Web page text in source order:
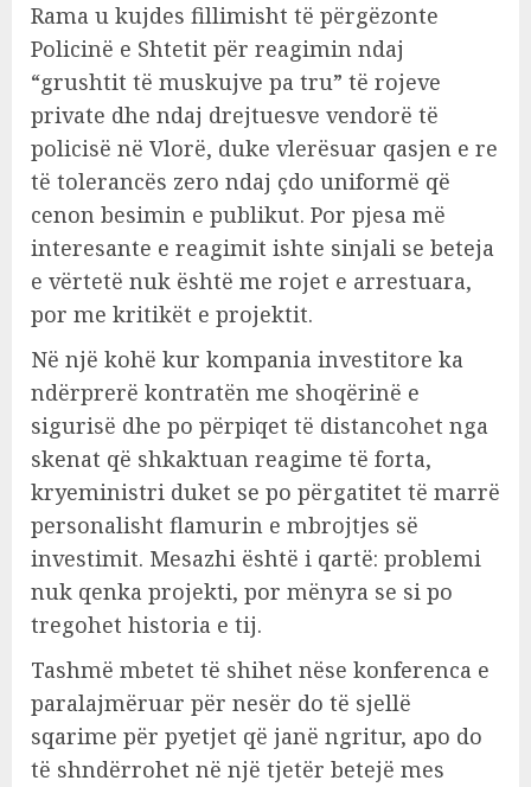
Rama u kujdes fillimisht të përgëzonte
Policinë e Shtetit për reagimin ndaj
“grushtit të muskujve pa tru” të rojeve
private dhe ndaj drejtuesve vendorë të
policisë në Vlorë, duke vlerësuar qasjen e re
të tolerancës zero ndaj çdo uniformë që
cenon besimin e publikut. Por pjesa më
interesante e reagimit ishte sinjali se beteja
e vërtetë nuk është me rojet e arrestuara,
por me kritikët e projektit.
Në një kohë kur kompania investitore ka
ndërprerë kontratën me shoqërinë e
sigurisë dhe po përpiqet të distancohet nga
skenat që shkaktuan reagime të forta,
kryeministri duket se po përgatitet të marrë
personalisht flamurin e mbrojtjes së
investimit. Mesazhi është i qartë: problemi
nuk qenka projekti, por mënyra se si po
tregohet historia e tij.
Tashmë mbetet të shihet nëse konferenca e
paralajmëruar për nesër do të sjellë
sqarime për pyetjet që janë ngritur, apo do
të shndërrohet në një tjetër betejë mes